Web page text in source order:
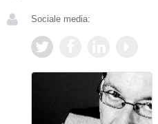
Sociale media: